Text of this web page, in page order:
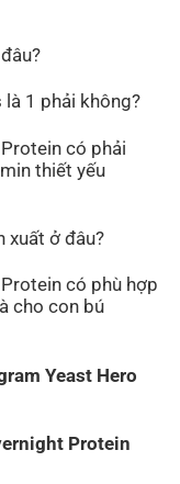
1 phải không?
có phải
thiết yếu
xuất ở đâu?
có phù hợp
cho con bú
Yeast Hero
Protein